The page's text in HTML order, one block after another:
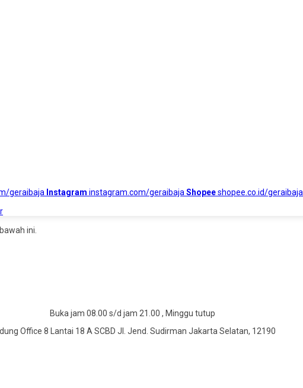
geraibaja Instagram instagram.com/geraibaja Shopeeshopee.co.id/geraibaja
ini.
Buka jam 08.00 s/d jam 21.00 , Minggu tutup
Office 8 Lantai 18 A SCBD Jl. Jend. Sudirman Jakarta Selatan, 12190